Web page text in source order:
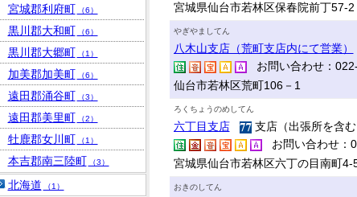
宮城県仙台市若林区保春院前丁57-2
やぎやましてん
八木山支店（荒町支店内にて営業）
お問い合わせ：
仙台市若林区荒町106－1
ろくちょうのめしてん
六丁目支店
支店（出張所を含
お問い合わせ：
宮城県仙台市若林区六丁の目南町4-
おきのしてん
宮城郡利府町 （6）
黒川郡大和町 （6）
黒川郡大郷町 （1）
加美郡加美町 （6）
遠田郡涌谷町 （3）
遠田郡美里町 （2）
牡鹿郡女川町 （1）
本吉郡南三陸町 （3）
北海道 （1）